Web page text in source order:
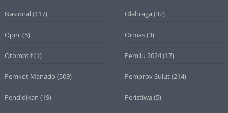
Nasional (117) Olahraga (32)
Opini (5) Ormas(3)
Otomotif(1) Pemilu 2024(17)
Pemkot Manado (509) Pemprov Sulut(214)
Pendidikan (19) Peristiwa (5)